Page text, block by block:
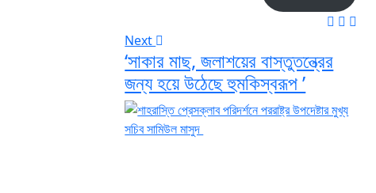
Next
‘সাকার মাছ, জলাশয়ের বাস্তুতন্ত্রের
জন্য হয়ে উঠেছে হুমকিস্বরূপ ’